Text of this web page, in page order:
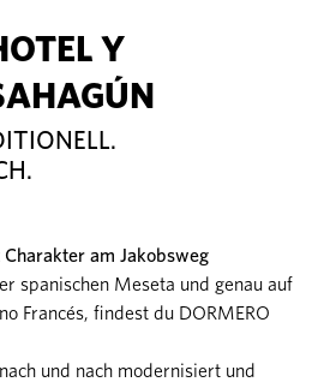
Y
am Jakobsweg
spanischen Meseta und genau auf
Francés, findest du DORMERO
und nach modernisiert und